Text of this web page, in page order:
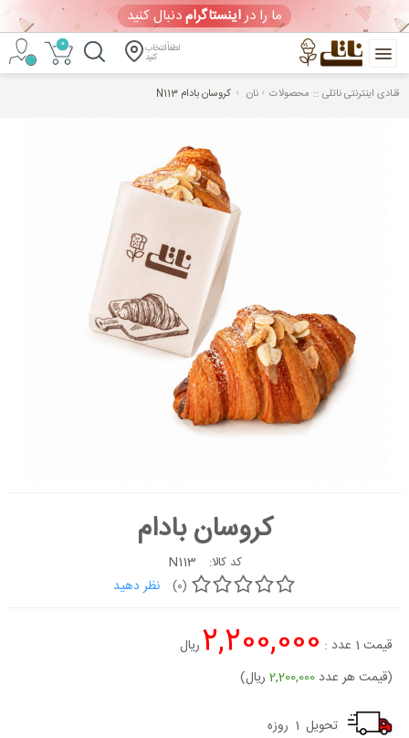
ما را دراینستاگرامدنبال کنید
لطفاً انتخاب
کنید
0
خرید
ویترین امروز
کیک
سفارشی
قنادی اینترنتی ناتلی :: محصولات نان کروسان بادام N113
کروسان بادام
کد کالا: N113
(0) نظر دهید
قیمت 1 عدد : 2,200,000ریال
(قیمت هر عدد 2,200,000 ریال)
تحویل 1 روزه